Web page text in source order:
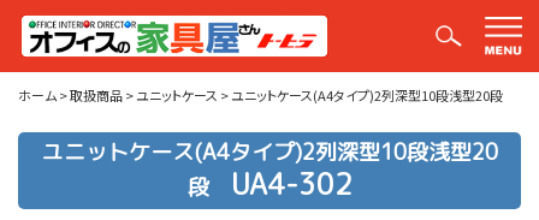
取扱商品
ホーム>取扱商品>ユニットケース >ユニットケース(A4タイプ)2列深型10段浅型20段
ユニットケース(A4タイプ)2列深型10段浅型20
段 UA4-302